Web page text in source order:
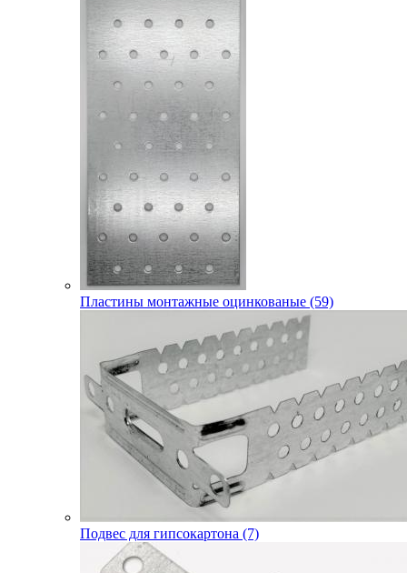
Пластины монтажные оцинкованые (59)
Подвес для гипсокартона (7)